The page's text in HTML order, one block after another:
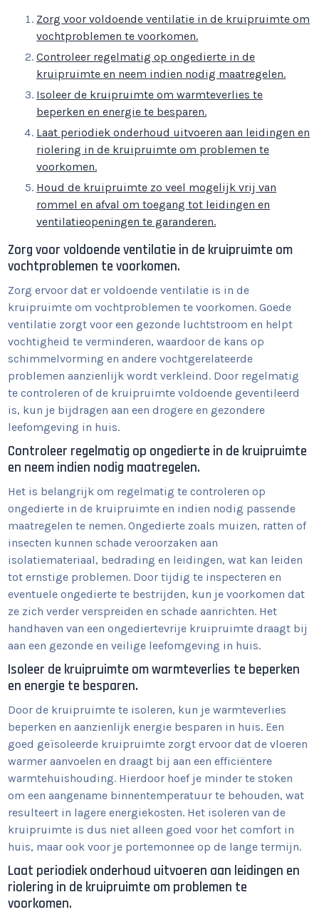
Zorg voor voldoende ventilatie in de kruipruimte om
vochtproblemen te voorkomen.
Controleer regelmatig op ongedierte in de
kruipruimte en neem indien nodig maatregelen.
Isoleer de kruipruimte om warmteverlies te
beperken en energie te besparen.
Laat periodiek onderhoud uitvoeren aan leidingen en
riolering in de kruipruimte om problemen te
voorkomen.
Houd de kruipruimte zo veel mogelijk vrij van
rommel en afval om toegang tot leidingen en
ventilatieopeningen te garanderen.
Zorg voor voldoende ventilatie in de kruipruimte om
vochtproblemen te voorkomen.
Zorg ervoor dat er voldoende ventilatie is in de
kruipruimte om vochtproblemen te voorkomen. Goede
ventilatie zorgt voor een gezonde luchtstroom en helpt
vochtigheid te verminderen, waardoor de kans op
schimmelvorming en andere vochtgerelateerde
problemen aanzienlijk wordt verkleind. Door regelmatig
te controleren of de kruipruimte voldoende geventileerd
is, kun je bijdragen aan een drogere en gezondere
leefomgeving in huis.
Controleer regelmatig op ongedierte in de kruipruimte
en neem indien nodig maatregelen.
Het is belangrijk om regelmatig te controleren op
ongedierte in de kruipruimte en indien nodig passende
maatregelen te nemen. Ongedierte zoals muizen, ratten of
insecten kunnen schade veroorzaken aan
isolatiemateriaal, bedrading en leidingen, wat kan leiden
tot ernstige problemen. Door tijdig te inspecteren en
eventuele ongedierte te bestrijden, kun je voorkomen dat
ze zich verder verspreiden en schade aanrichten. Het
handhaven van een ongediertevrije kruipruimte draagt bij
aan een gezonde en veilige leefomgeving in huis.
Isoleer de kruipruimte om warmteverlies te beperken
en energie te besparen.
Door de kruipruimte te isoleren, kun je warmteverlies
beperken en aanzienlijk energie besparen in huis. Een
goed geïsoleerde kruipruimte zorgt ervoor dat de vloeren
warmer aanvoelen en draagt bij aan een efficiëntere
warmtehuishouding. Hierdoor hoef je minder te stoken
om een aangename binnentemperatuur te behouden, wat
resulteert in lagere energiekosten. Het isoleren van de
kruipruimte is dus niet alleen goed voor het comfort in
huis, maar ook voor je portemonnee op de lange termijn.
Laat periodiek onderhoud uitvoeren aan leidingen en
riolering in de kruipruimte om problemen te
voorkomen.